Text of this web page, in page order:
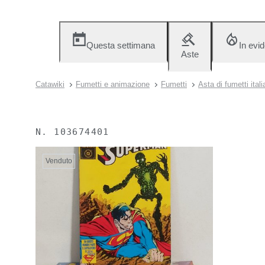
Questa settimana
Aste
In
Catawiki Fumetti e animazione Fumetti Asta di fumetti
N. 103674401
Venduto